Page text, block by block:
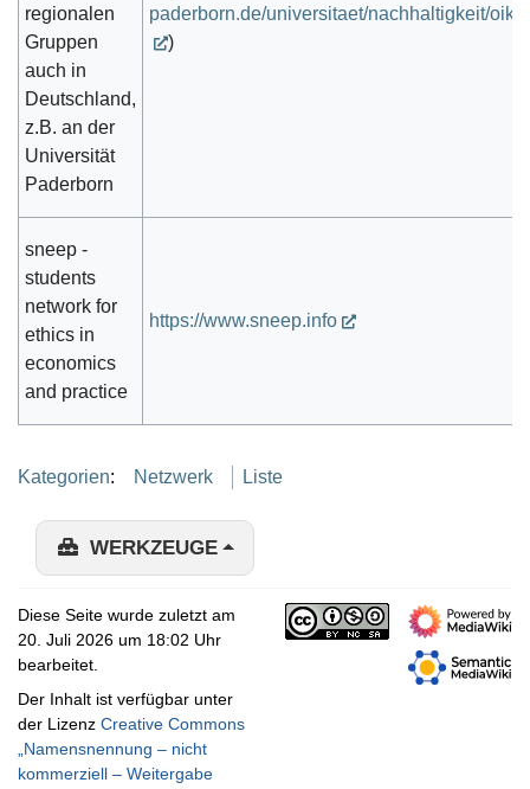
regionalen
Gruppen
auch in
Deutschland,
z.B. an der
Universität
Paderborn
paderborn.de/universitaet/nachhaltigkeit/
)
sneep -
students
network for
ethics in
economics
and practice
https://www.sneep.info
Kategorien: Netzwerk Liste
WERKZEUGE
Diese Seite wurde zuletzt am
20. Juli 2026 um 18:02 Uhr
bearbeitet.
Der Inhalt ist verfügbar unter
der Lizenz Creative Commons
„Namensnennung – nicht
kommerziell – Weitergabe